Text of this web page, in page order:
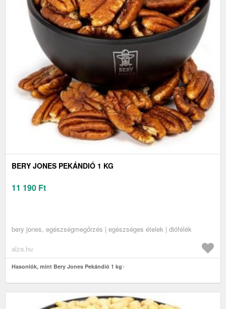
BERY JONES PEKÁNDIÓ 1 KG
11 190 Ft
bery jones, egészségmegőrzés | egészséges ételek | diófélék
alza.hu
Hasonlók, mint Bery Jones Pekándió 1 kg